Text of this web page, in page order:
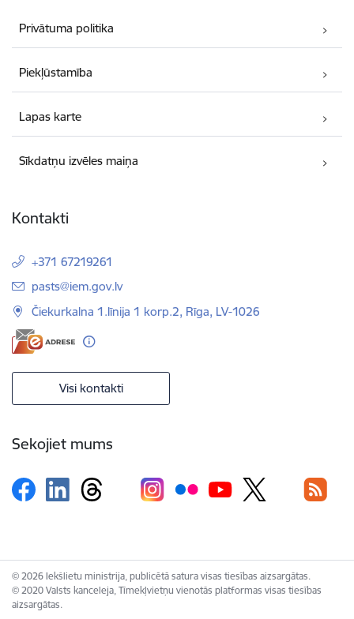
Privātuma politika
Piekļūstamība
Lapas karte
Sīkdatņu izvēles maiņa
Kontakti
+371 67219261
E-pasts:
pasts@iem.gov.lv
Čiekurkalna 1.līnija 1 korp.2, Rīga, LV-1026
Visi kontakti
Sekojiet mums
© 2026 Iekšlietu ministrija, publicētā satura visas tiesības aizsargātas.
© 2020 Valsts kanceleja, Tīmekļvietņu vienotās platformas visas tiesības
aizsargātas.